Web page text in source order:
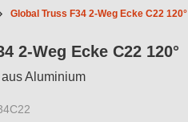
Global Truss F34 2-Weg Ecke C22 120°
2-Weg Ecke C22 120°
Aluminium